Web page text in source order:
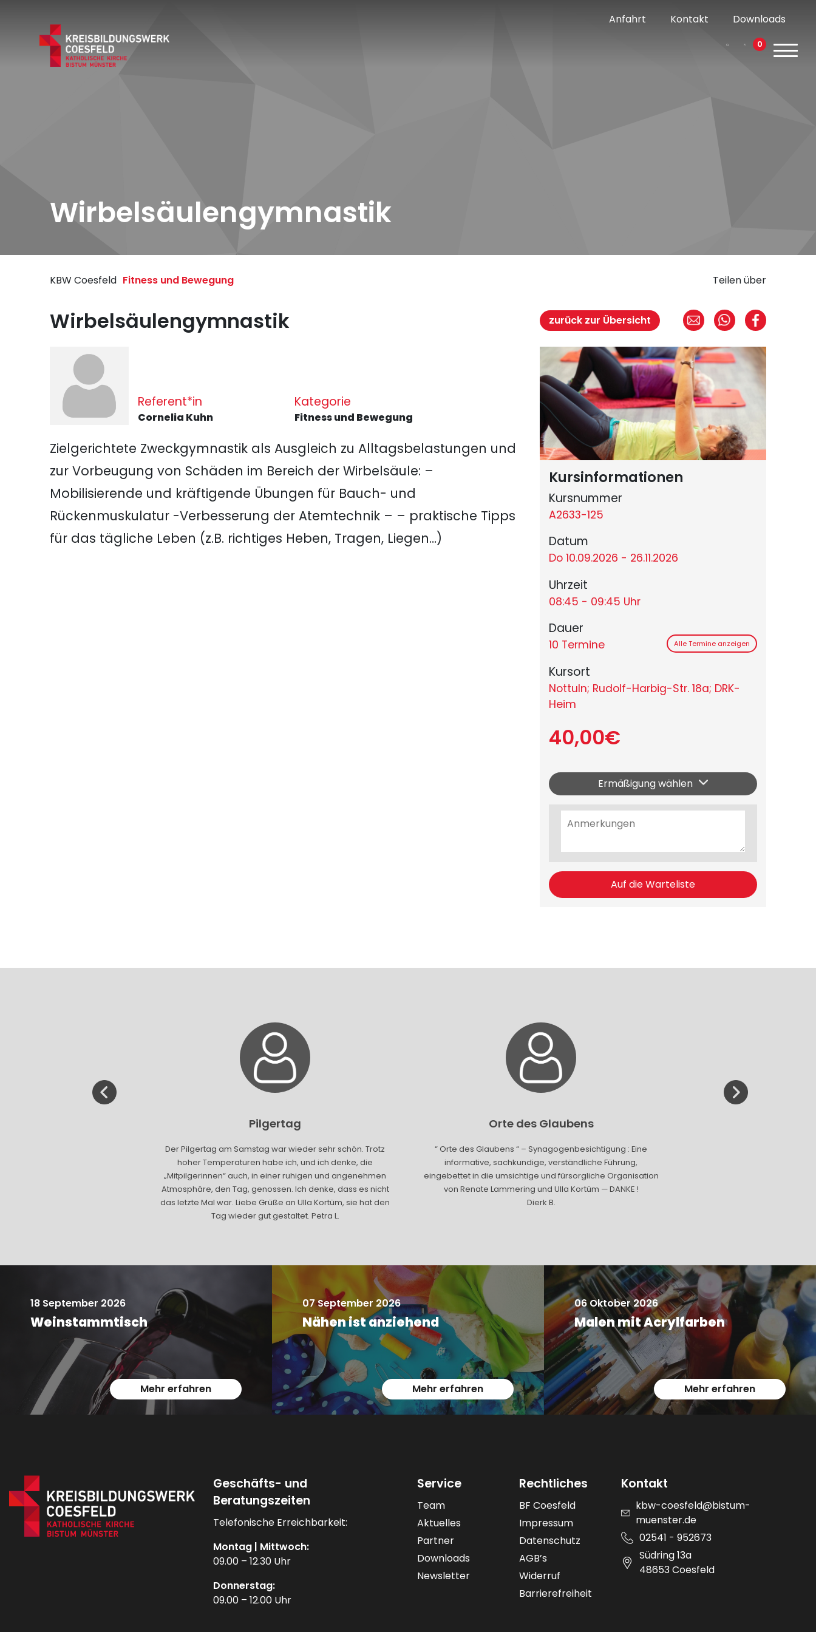
Anfahrt Kontakt Downloads
0
Wirbelsäulengymnastik
KBW Coesfeld Fitness und Bewegung
Wirbelsäulengymnastik
Teilen über
zurück zur Übersicht
Referent*in
Cornelia Kuhn
Kategorie
Fitness und Bewegung
Zielgerichtete Zweckgymnastik als Ausgleich zu Alltagsbelastungen und
zur Vorbeugung von Schäden im Bereich der Wirbelsäule: –
Mobilisierende und kräftigende Übungen für Bauch- und
Rückenmuskulatur -Verbesserung der Atemtechnik – – praktische Tipps
für das tägliche Leben (z.B. richtiges Heben, Tragen, Liegen…)
Kursinformationen
Kursnummer
A2633-125
Datum
Do 10.09.2026 - 26.11.2026
Uhrzeit
08:45 - 09:45 Uhr
Dauer
10 Termine Alle Termine anzeigen
Kursort
Nottuln; Rudolf-Harbig-Str. 18a; DRK-
Heim
40,00€
Ermäßigung wählen
Auf die Warteliste
Pilgertag
Der Pilgertag am Samstag war wieder sehr schön. Trotz
hoher Temperaturen habe ich, und ich denke, die
„Mitpilgerinnen“ auch, in einer ruhigen und angenehmen
Atmosphäre, den Tag, genossen. Ich denke, dass es nicht
das letzte Mal war. Liebe Grüße an Ulla Kortüm, sie hat den
Tag wieder gut gestaltet. Petra L.
Orte des Glaubens
“ Orte des Glaubens “ – Synagogenbesichtigung : Eine
informative, sachkundige, verständliche Führung,
eingebettet in die umsichtige und fürsorgliche Organisation
von Renate Lammering und Ulla Kortüm — DANKE !
Dierk B.
18 September 2026
Weinstammtisch
Mehr erfahren
07 September 2026
Nähen ist anziehend
Mehr erfahren
06 Oktober 2026
Malen mit Acrylfarben
Mehr erfahren
Geschäfts- und
Beratungszeiten
Telefonische Erreichbarkeit:
Montag | Mittwoch:
09.00 – 12.30 Uhr
Donnerstag:
09.00 – 12.00 Uhr
Service
Team
Aktuelles
Partner
Downloads
Newsletter
Rechtliches
BF Coesfeld
Impressum
Datenschutz
AGB’s
Widerruf
Barrierefreiheit
Kontakt
kbw-coesfeld@bistum-
muenster.de
02541 - 952673
Südring 13a
48653 Coesfeld